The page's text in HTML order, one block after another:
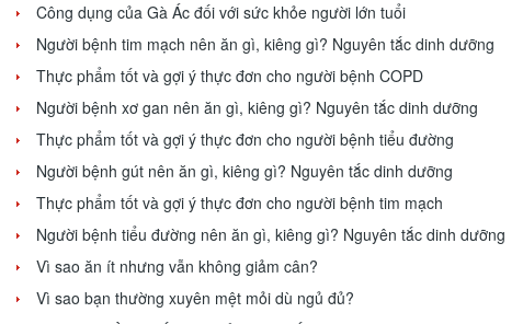
Công dụng của Gà Ác đối với sức khỏe người lớn tuổi
Người bệnh tim mạch nên ăn gì, kiêng gì? Nguyên tắc dinh dưỡng
Thực phẩm tốt và gợi ý thực đơn cho người bệnh COPD
Người bệnh xơ gan nên ăn gì, kiêng gì? Nguyên tắc dinh dưỡng
Thực phẩm tốt và gợi ý thực đơn cho người bệnh tiểu đường
Người bệnh gút nên ăn gì, kiêng gì? Nguyên tắc dinh dưỡng
Thực phẩm tốt và gợi ý thực đơn cho người bệnh tim mạch
Người bệnh tiểu đường nên ăn gì, kiêng gì? Nguyên tắc dinh dưỡng
Vì sao ăn ít nhưng vẫn không giảm cân?
Vì sao bạn thường xuyên mệt mỏi dù ngủ đủ?